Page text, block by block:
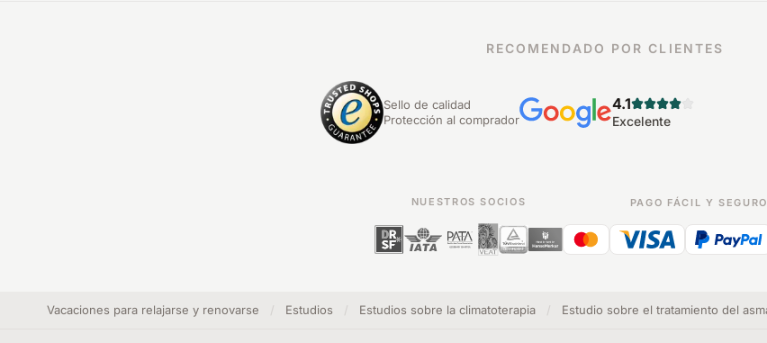
RECOMENDADO POR CLIENTES
Sello de calidad
Protección al comprador
4.1
Excelente
NUESTROS SOCIOS PAGO FÁCIL Y SEGURO
Vacaciones para relajarse y renovarse Estudios Estudios sobre la climatoterapia Estudio sobre el tratamiento del